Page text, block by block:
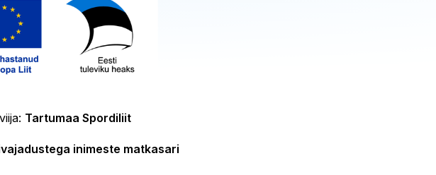
Tartumaa Spordiliit
inimeste matkasari